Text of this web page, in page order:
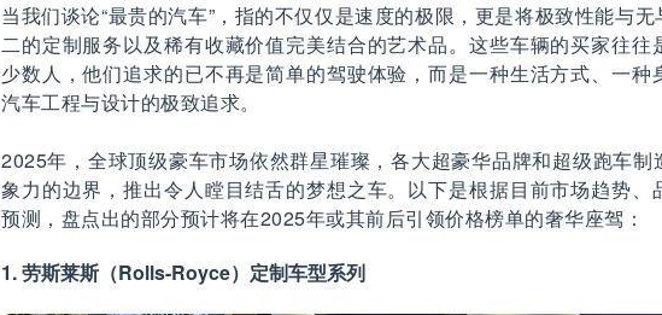
当我们谈论“最贵的汽车”，指的不仅仅是速度的极限，更是将极致性能与
二的定制服务以及稀有收藏价值完美结合的艺术品。这些车辆的买家往往
少数人，他们追求的已不再是简单的驾驶体验，而是一种生活方式、一种
汽车工程与设计的极致追求。
2025年，全球顶级豪车市场依然群星璀璨，各大超豪华品牌和超级跑车制
象力的边界，推出令人瞠目结舌的梦想之车。以下是根据目前市场趋势、
预测，盘点出的部分预计将在2025年或其前后引领价格榜单的奢华座驾：
1. 劳斯莱斯（Rolls-Royce）定制车型系列